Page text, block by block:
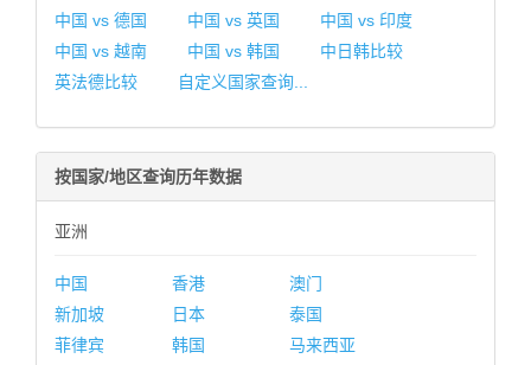
中国 vs 德国
中国 vs 英国
中国 vs 印度
中国 vs 越南
中国 vs 韩国
中日韩比较
英法德比较
自定义国家查询...
按国家/地区查询历年数据
亚洲
中国 香港
澳门
新加坡
日本
泰国
菲律宾
韩国
马来西亚